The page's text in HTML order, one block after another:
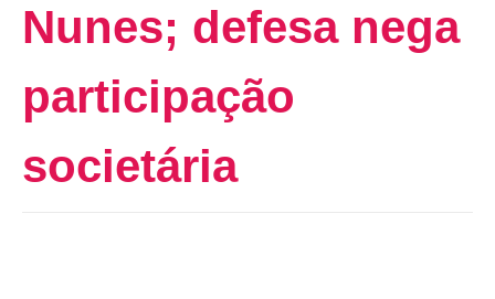
Nunes; defesa nega
participação
societária